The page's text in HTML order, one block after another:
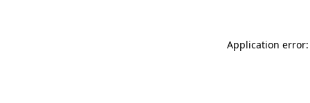
Application